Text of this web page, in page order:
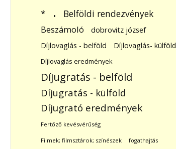
* . Belföldi rendezvények
Beszámoló dobrovitz józsef
Díjlovaglás - belföld Díjlovaglás- külföld
Díjlovaglás eredmények
Díjugratás - belföld
Díjugratás - külföld
Díjugrató eredmények
Fertőző kevésvérűség
Filmek; filmsztárok; színészek fogathajtás